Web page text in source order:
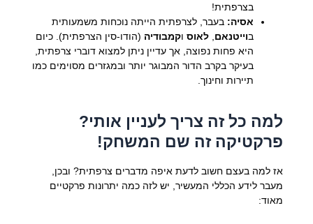
בצרפתית!
אסיה: בעבר, לצרפתית הייתה נוכחות משמעותית
בוייטנאם לאוסוקמבודיה (הודו-סין הצרפתית). כיום
היא פחות נפוצה, אך עדיין ניתן למצוא דוברי צרפתית,
בעיקר בקרב הדור המבוגר יותר ובמגזרים מסוימים כמו
תיירות וחינוך.
למה כל זה צריך לעניין אותי?
פרקטיקה זה שם המשחק!
אז למה בעצם חשוב לדעת איפה מדברים צרפתית? ובכן,
מעבר לידע הכללי המעשיר, יש לזה כמה יתרונות פרקטיים
מאוד: